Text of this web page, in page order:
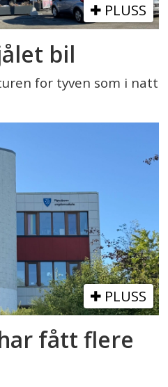
PLUSS
bil
for tyven som i natt
PLUSS
fått flere